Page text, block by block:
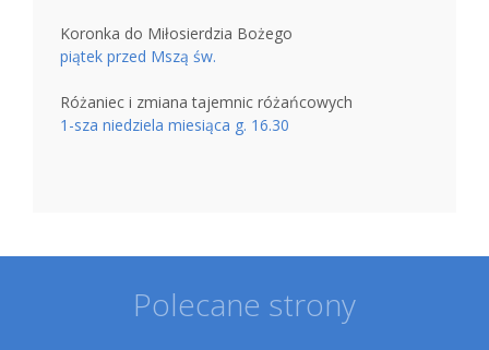
Koronka do Miłosierdzia Bożego
piątek przed Mszą św.
Różaniec i zmiana tajemnic różańcowych
1-sza niedziela miesiąca g. 16.30
Polecane strony